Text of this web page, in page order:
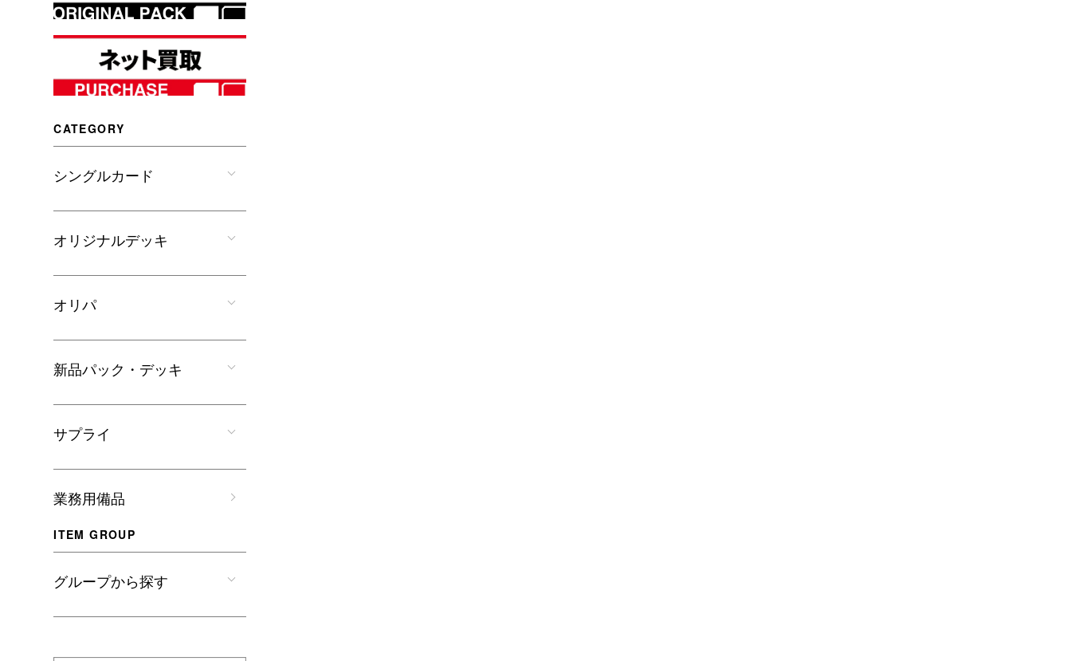
CATEGORY
シングルカード
オリジナルデッキ
オリパ
新品パック・デッキ
サプライ
業務用備品
ITEM GROUP
グループから探す